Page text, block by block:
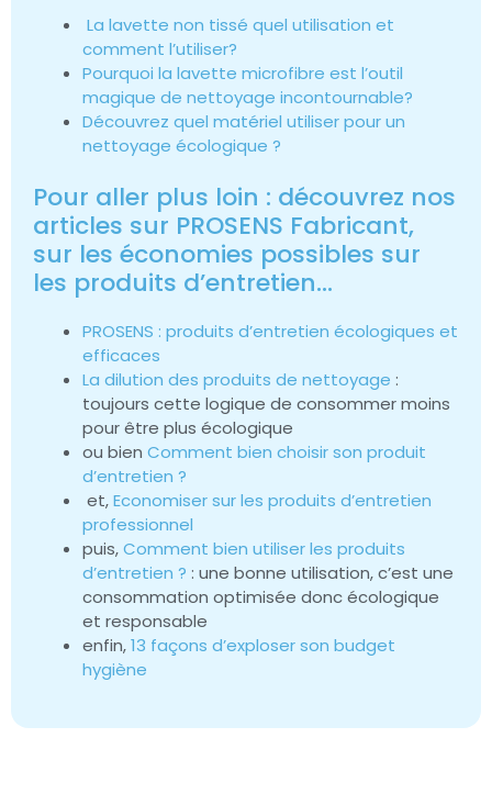
La lavette non tissé quel utilisation et
comment l’utiliser?
Pourquoi la lavette microfibre est l’outil
magique de nettoyage incontournable?
Découvrez quel matériel utiliser pour un
nettoyage écologique ?
Pour aller plus loin : découvrez nos
articles sur PROSENS Fabricant,
sur les économies possibles sur
les produits d’entretien…
PROSENS : produits d’entretien écologiques et
efficaces
La dilution des produits de nettoyage :
toujours cette logique de consommer moins
pour être plus écologique
ou bien Comment bien choisir son produit
d’entretien ?
et,Economiser sur les produits d’entretien
professionnel
puis,Comment bien utiliser les produits
d’entretien ? : une bonne utilisation, c’est une
consommation optimisée donc écologique
et responsable
enfin,13 façons d’exploser son budget
hygiène